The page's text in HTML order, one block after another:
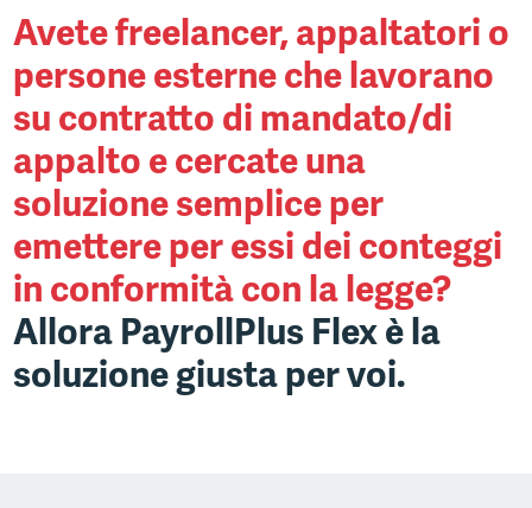
BRING A FRIEND
ABOUT
Avete freelancer, appaltatori o
persone esterne che lavorano
su contratto di mandato/di
appalto e cercate una
soluzione semplice per
emettere per essi dei conteggi
in conformità con la legge?
Allora PayrollPlus Flex è la
soluzione giusta per voi.